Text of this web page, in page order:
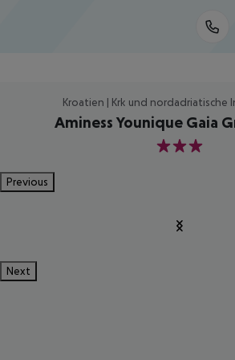
Kroatien | Krk und nordadriatische
Aminess Younique Gaia
3
Previous
Next